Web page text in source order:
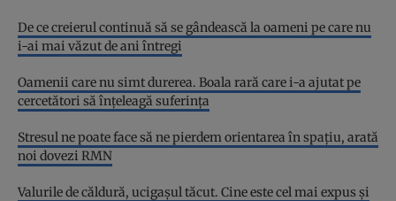
De ce creierul continuă să se gândească la oameni pe care nu
i-ai mai văzut de ani întregi
Oamenii care nu simt durerea. Boala rară care i-a ajutat pe
cercetători să înțeleagă suferința
Stresul ne poate face să ne pierdem orientarea în spațiu, arată
noi dovezi RMN
Valurile de căldură, ucigașul tăcut. Cine este cel mai expus și